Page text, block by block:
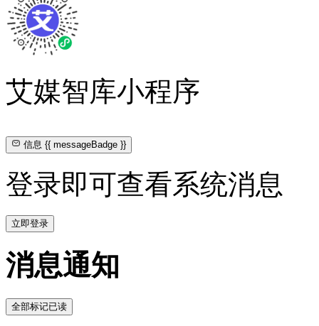
艾媒智库小程序
信息{{ messageBadge }}
登录即可查看系统消息
立即登录
消息通知
全部标记已读